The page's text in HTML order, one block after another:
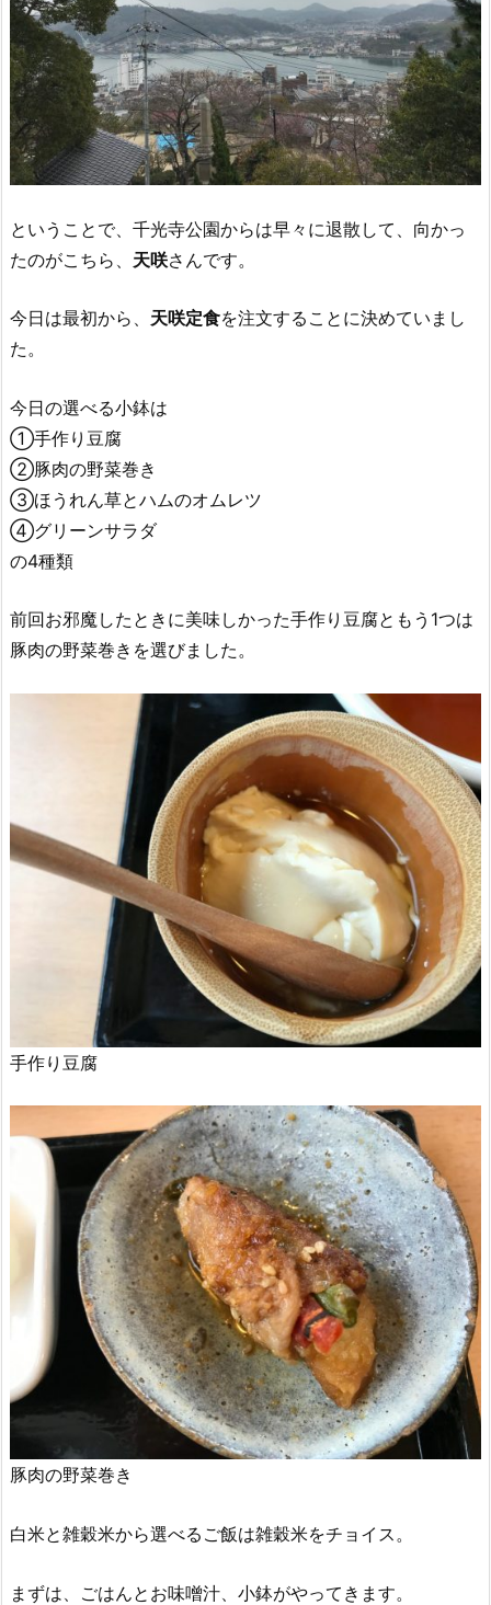
ということで、千光寺公園からは早々に退散して、向かっ
たのがこちら、 天咲さんです。
今日は最初から、 天咲定食を注文することに決めていまし
た。
今日の選べる小鉢は
①手作り豆腐
②豚肉の野菜巻き
③ほうれん草とハムのオムレツ
④グリーンサラダ
の4種類
前回お邪魔したときに美味しかった手作り豆腐ともう1つは
豚肉の野菜巻きを選びました。
手作り豆腐
豚肉の野菜巻き
白米と雑穀米から選べるご飯は雑穀米をチョイス。
まずは、ごはんとお味噌汁、小鉢がやってきます。